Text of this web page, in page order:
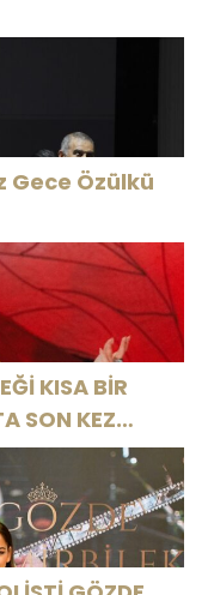
Özülkü
KISA BİR
SON KEZ